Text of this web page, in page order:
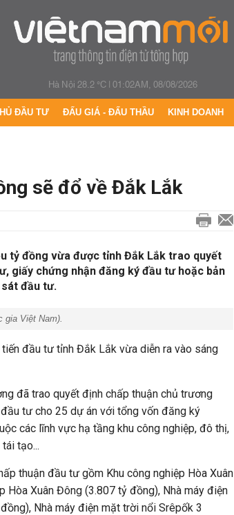
Hà Nội 28.2 °C|01:02AM, 08/08/2026
ĐẦU TƯ ĐẤU GIÁ - ĐẤU THẦU KINH DOANH
sẽ đổ về Đắk Lắk
tỷ đồng vừa được tỉnh Đắk Lắk trao quyết
giấy chứng nhận đăng ký đầu tư hoặc bản
đầu tư.
gia Việt Nam).
đầu tư tỉnh Đắk Lắk vừa diễn ra vào sáng
đã trao quyết định chấp thuận chủ trương
tư cho 25 dự án với tổng vốn đăng ký
các lĩnh vực hạ tầng khu công nghiệp, đô thị,
tạo...
thuận đầu tư gồm Khu công nghiệp Hòa Xuân
Hòa Xuân Đông (3.807 tỷ đồng), Nhà máy điện
Nhà máy điện mặt trời nổi Srêpốk 3